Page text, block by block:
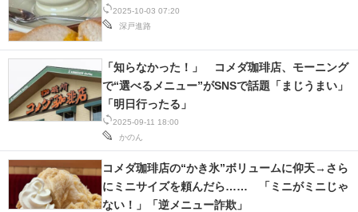
2025-10-03 07:20
深戸進路
2025-09-11 18:00
かのん
「知らなかった！」 コメダ珈琲店、モーニング
で“選べるメニュー”がSNSで話題「まじうまい」
「明日行ったる」
コメダ珈琲店の“かき氷”ボリュームに仰天→さら
にミニサイズを頼んだら…… 「ミニがミニじゃ
ない！」「逆メニュー詐欺」